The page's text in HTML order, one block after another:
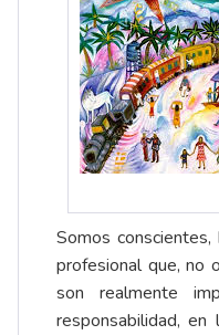
Somos
profesional que, no
son realmente
responsabilidad, en